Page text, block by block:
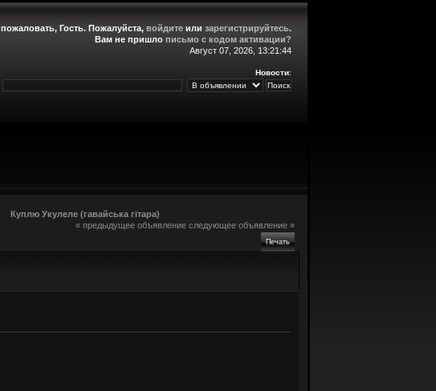
Гость. Пожалуйста, войдите или зарегистрируйтесь.
Вам не пришло письмо с кодом активации?
Август 07, 2026, 13:21:44
Новости:
Куплю Укулеле (гавайська гітара)
« предыдущее объявление следующее объявление »
Печать